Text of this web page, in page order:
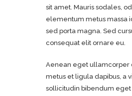
sit amet. Mauris sodales,
elementum metus massa
sed porta magna. Sed
consequat elit ornare eu.
Aenean eget ullamcorper
metus et ligula dapibus, a
sollicitudin bibendum